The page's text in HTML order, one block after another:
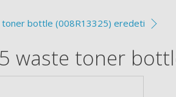
bottle (008R13325) eredeti
waste toner